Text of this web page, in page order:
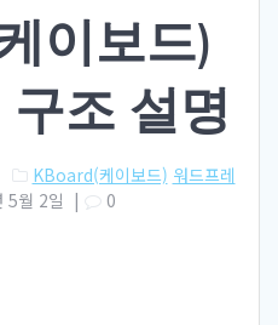
이보드)
조 설명
KBoard(케이보드) 워드프레
5월 2일 | 0